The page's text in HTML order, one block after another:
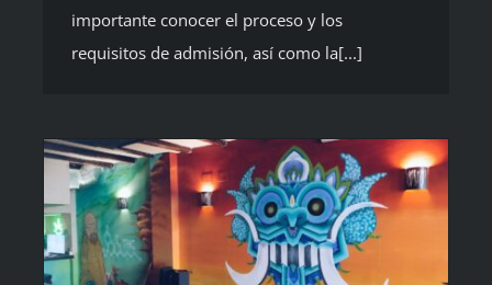
importante conocer el proceso y los
requisitos de admisión, así como la[...]